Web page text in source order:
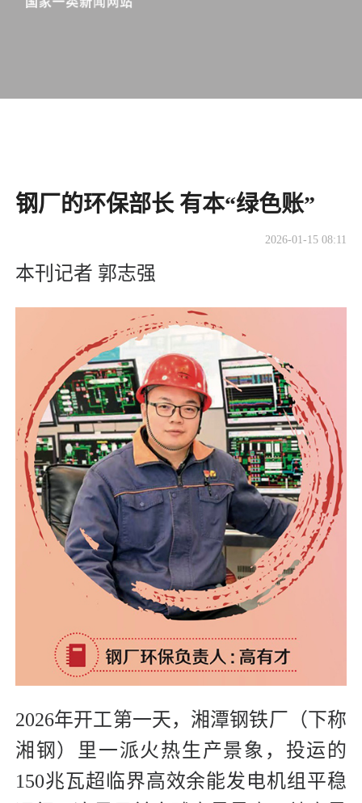
钢厂的环保部长 有本“绿色账”
2026-01-15 08:11
本刊记者 郭志强
2026年开工第一天，湘潭钢铁厂（下称
湘钢）里一派火热生产景象，投运的
150兆瓦超临界高效余能发电机组平稳